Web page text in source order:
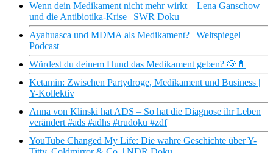
Wenn dein Medikament nicht mehr wirkt – Lena Ganschow
und die Antibiotika-Krise | SWR Doku
Ayahuasca und MDMA als Medikament? | Weltspiegel
Podcast
Würdest du deinem Hund das Medikament geben? 🐶💊
Ketamin: Zwischen Partydroge, Medikament und Business |
Y-Kollektiv
Anna von Klinski hat ADS – So hat die Diagnose ihr Leben
verändert #ads #adhs #trudoku #zdf
YouTube Changed My Life: Die wahre Geschichte über Y-